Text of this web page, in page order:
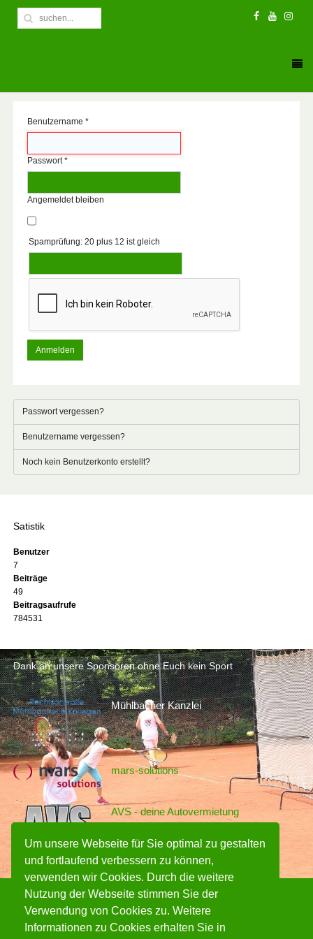
Um unsere Webseite für Sie optimal zu gestalten
und fortlaufend verbessern zu können,
verwenden wir Cookies. Durch die weitere
Nutzung der Webseite stimmen Sie der
Verwendung von Cookies zu. Weitere
Informationen zu Cookies erhalten Sie in
Benutzername *
Passwort*
Angemeldet bleiben
Spamprüfung: 20 plus 12 ist gleich
Anmelden
Passwort vergessen?
Benutzername vergessen?
Noch kein Benutzerkonto erstellt?
Satistik
Benutzer
7
Beiträge
49
Beitragsaufrufe
784531
Dank an unsere Sponsoren ohne Euch kein Sport
Mühlbacher Kanzlei
mars-solutions
AVS - deine Autovermietung
Impressum Datenschutzerklärung